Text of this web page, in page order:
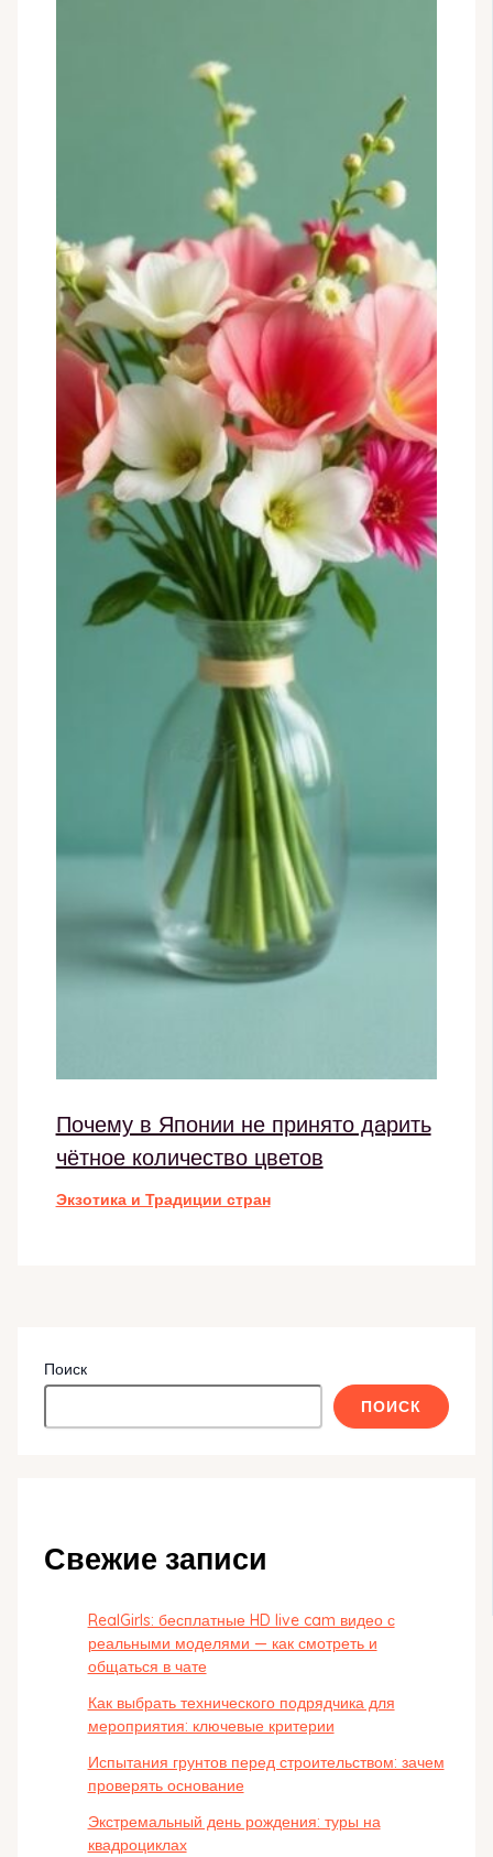
Почему в Японии не принято дарить
чётное количество цветов
Экзотика и Традиции стран
Поиск
ПОИСК
Свежие записи
RealGirls: бесплатные HD live cam видео с
реальными моделями — как смотреть и
общаться в чате
Как выбрать технического подрядчика для
мероприятия: ключевые критерии
Испытания грунтов перед строительством: зачем
проверять основание
Экстремальный день рождения: туры на
квадроциклах